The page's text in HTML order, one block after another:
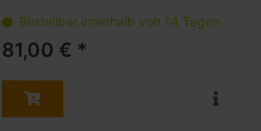
Bestellbar innerhalb von 14 Tagen
81,00 € *